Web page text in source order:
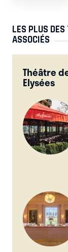
LES PLUS DES
ASSOCIÉS
Théâtre
Elysées